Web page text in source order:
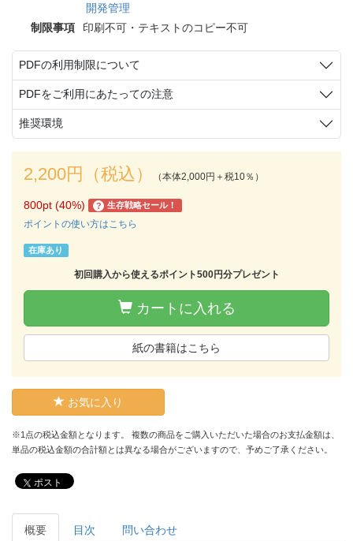
開発管理
制限事項
印刷不可・テキストのコピー不可
PDFの利用制限について
PDFをご利用にあたっての注意
推奨環境
2,200円（税込） （本体2,000円＋税10％）
800pt (40%) ? 生存戦略セール！
ポイントの使い方はこちら
在庫あり
初回購入から使えるポイント500円分プレゼント
カートに入れる
紙の書籍はこちら
お気に入り
※1点の税込金額となります。 複数の商品をご購入いただいた場合のお支払金額は、
単品の税込金額の合計額とは異なる場合がございますので、予めご了承ください。
ポスト
概要 目次 問い合わせ